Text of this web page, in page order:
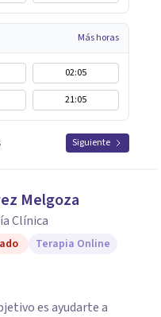
Más horas
02:05
21:05
Siguiente
Melgoza
Clínica
Terapia Online
es ayudarte a